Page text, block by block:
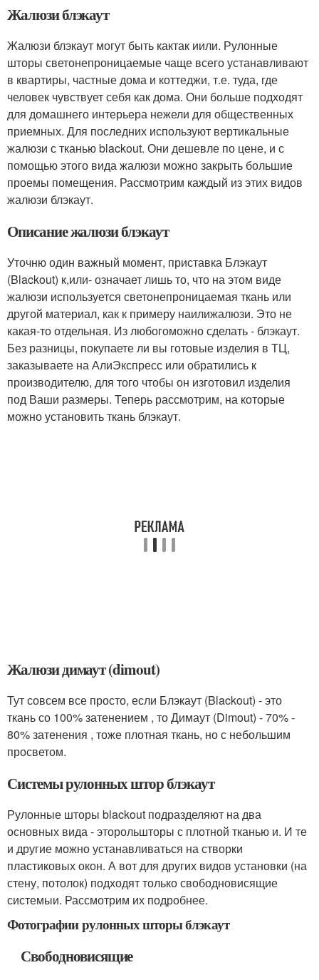
Жалюзи блэкаут
Жалюзи блэкаут могут быть кактак иили. Рулонные
шторы светонепроницаемые чаще всего устанавливают
в квартиры, частные дома и коттеджи, т.е. туда, где
человек чувствует себя как дома. Они больше подходят
для домашнего интерьера нежели для общественных
приемных. Для последних используют вертикальные
жалюзи с тканью blackout. Они дешевле по цене, и с
помощью этого вида жалюзи можно закрыть большие
проемы помещения. Рассмотрим каждый из этих видов
жалюзи блэкаут.
Описание жалюзи блэкаут
Уточню один важный момент, приставка Блэкаут
(Blackout) к,или- означает лишь то, что на этом виде
жалюзи используется светонепроницаемая ткань или
другой материал, как к примеру наилижалюзи. Это не
какая-то отдельная. Из любогоможно сделать - блэкаут.
Без разницы, покупаете ли вы готовые изделия в ТЦ,
заказываете на АлиЭкспресс или обратились к
производителю, для того чтобы он изготовил изделия
под Ваши размеры. Теперь рассмотрим, на которые
можно установить ткань блэкаут.
Жалюзи димаут (dimout)
Тут совсем все просто, если Блэкаут (Blackout) - это
ткань со 100% затенением , то Димаут (Dimout) - 70% -
80% затенения , тоже плотная ткань, но с небольшим
просветом.
Системы рулонных штор блэкаут
Рулонные шторы blackout подразделяют на два
основных вида - эторольшторы с плотной тканью и. И те
и другие можно устанавливаться на створки
пластиковых окон. А вот для других видов установки (на
стену, потолок) подходят только свободновисящие
системыи. Рассмотрим их подробнее.
Фотографии рулонных шторы блэкаут
Свободновисящие